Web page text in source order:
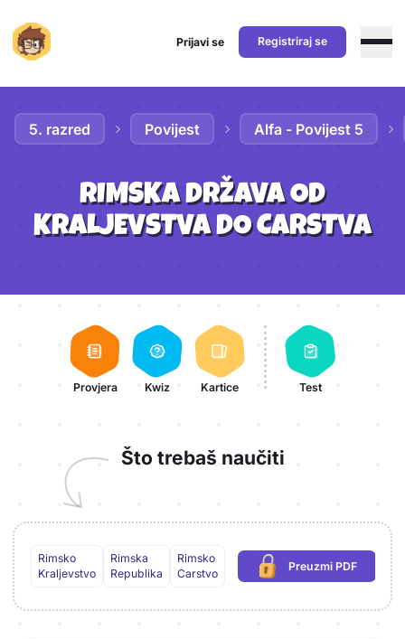
Prijavi se Registriraj se
5. razred Povijest Alfa - Povijest 5
RIMSKA DRŽAVA OD
KRALJEVSTVA DO CARSTVA
Aktivnosti lekcije
Provjera Kwiz Kartice Test
Što trebaš naučiti
Rimsko
Kraljevstvo
Rimska
Republika
Rimsko
Carstvo
Preuzmi PDF
(potrebna prijava)